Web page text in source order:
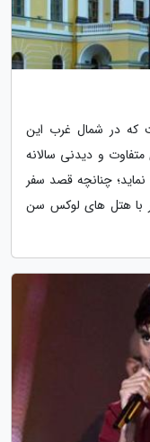
که در شمال غرب این
و دیدنی سالانه
چنانچه قصد سفر
با هتل های لوکس سن